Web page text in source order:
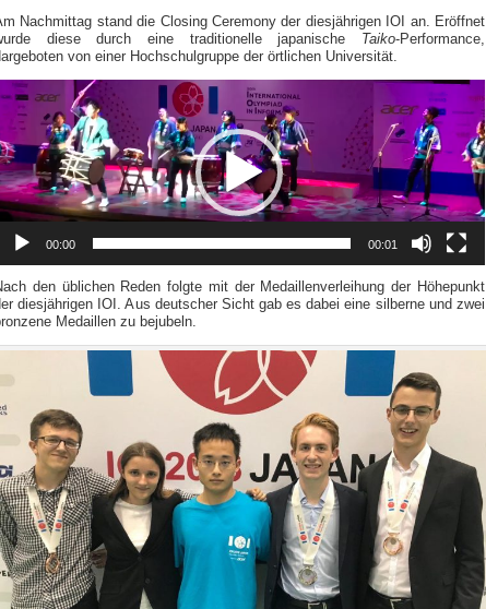
Nachmittag stand die Closing Ceremony der diesjährigen IOI an. Eröffnet
diese durch eine traditionelle japanische
Taiko-Performance,
von einer Hochschulgruppe der örtlichen Universität.
00:00 00:01
den üblichen Reden folgte mit der Medaillenverleihung der Höhepunkt
diesjährigen IOI. Aus deutscher Sicht gab es dabei eine silberne und zwei
Medaillen zu bejubeln.